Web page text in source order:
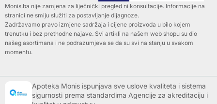
Monis.ba nije zamjena za liječnički pregled ni konsultacije. Informacije na
stranici ne smiju služiti za postavljanje dijagnoze.
Zadržavamo pravo izmjene sadržaja i cijene proizvoda u bilo kojem
trenutku i bez prethodne najave. Svi artikli na našem web shopu su dio
našeg asortimana i ne podrazumjeva se da su svi na stanju u svakom
momentu.
Apoteka Monis ispunjava sve uslove kvaliteta i sistema
sigurnosti prema standardima Agencije za akreditaciju i